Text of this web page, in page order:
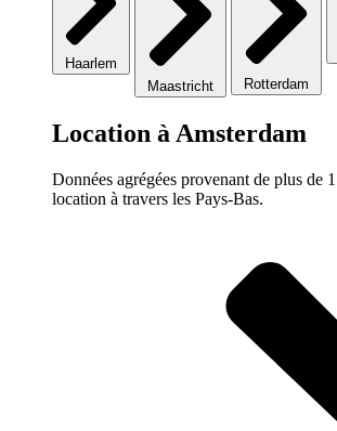
Haarlem
Maastricht
Rotterdam
Location à Amsterdam
Données agrégées provenant de plus de
location à travers les Pays-Bas.